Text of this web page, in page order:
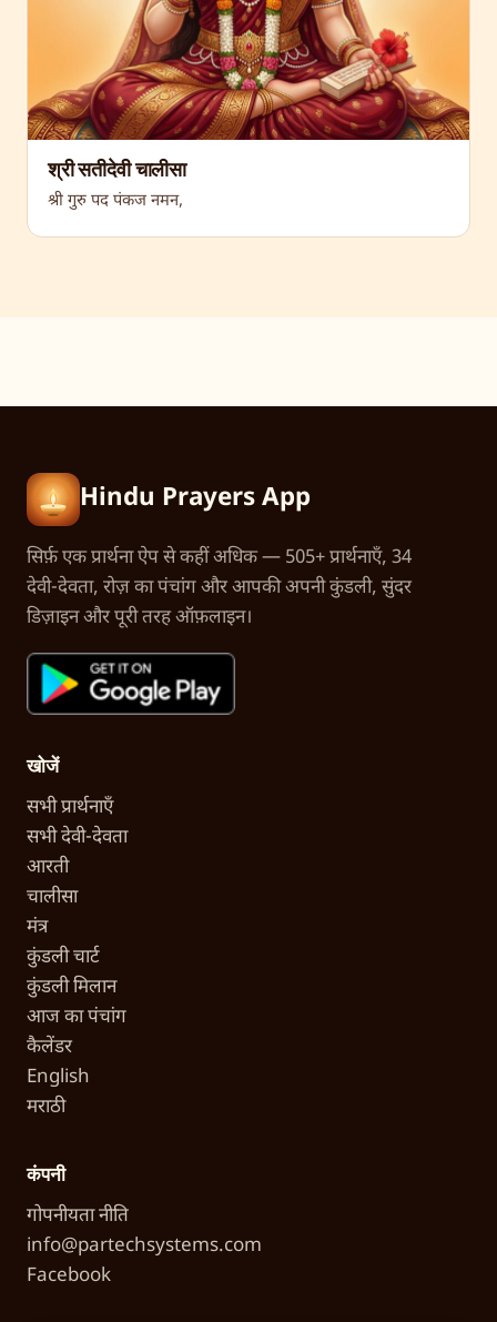
श्री सतीदेवी चालीसा
श्री गुरु पद पंकज नमन,
Hindu Prayers App
सिर्फ़ एक प्रार्थना ऐप से कहीं अधिक — 505+ प्रार्थनाएँ, 34
देवी-देवता, रोज़ का पंचांग और आपकी अपनी कुंडली, सुंदर
डिज़ाइन और पूरी तरह ऑफ़लाइन।
खोजें
सभी प्रार्थनाएँ
सभी देवी-देवता
आरती
चालीसा
मंत्र
कुंडली चार्ट
कुंडली मिलान
आज का पंचांग
कैलेंडर
English
मराठी
कंपनी
गोपनीयता नीति
info@partechsystems.com
Facebook